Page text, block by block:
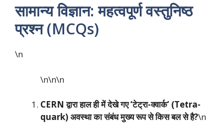
सामान्य विज्ञान: महत्वपूर्ण वस्तुनिष्ठ
प्रश्न (MCQs)
\n
\n\n\n
CERN द्वारा हाल ही में देखे गए ‘टेट्रा-क्वार्क’ (Tetra-
quark) अवस्था का संबंध मुख्य रूप से किस बल से है?\n